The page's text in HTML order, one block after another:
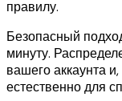
правилу.
Безопасный
минуту.
вашего аккаунта
естественно для